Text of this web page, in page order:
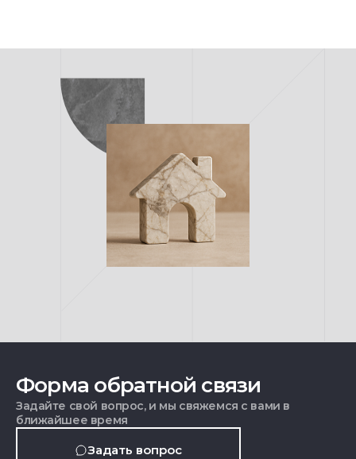
Форма обратной связи
Задайте свой вопрос, и мы свяжемся с вами в
ближайшее время
Задать вопрос